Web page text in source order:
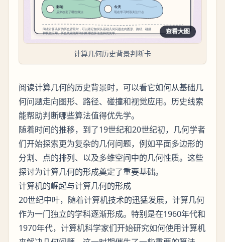
查看大图
计算几何历史背景判断卡
阅读计算几何的历史背景时，可以看它如何从基础几
何问题走向图形、路径、碰撞和视觉应用。历史线索
能帮助判断哪些算法值得优先学。
随着时间的推移，到了19世纪和20世纪初，几何学者
们开始探索更为复杂的几何问题，例如平面多边形的
分割、点的排列、以及多维空间中的几何性质。这些
探讨为计算几何的形成奠定了重要基础。
计算机的崛起与计算几何的形成
20世纪中叶，随着计算机技术的迅猛发展，计算几何
作为一门独立的学科逐渐形成。特别是在1960年代和
1970年代，计算机科学家们开始研究如何使用计算机